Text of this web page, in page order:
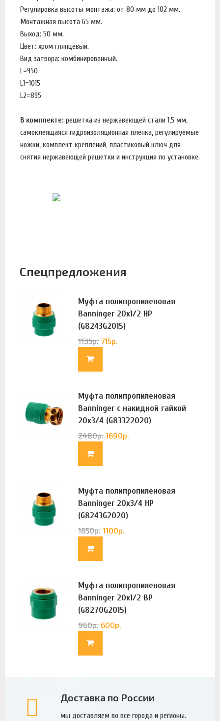
Регулировка высоты монтажа: от 80 мм до 102 мм.
Монтажная высота 65 мм.
Выход: 50 мм.
Цвет: хром глянцевый.
Вид затвора: комбинированный.
L=950
L1=1015
L2=895
В комплекте: решетка из нержавеющей стали 1,5 мм,
самоклеящаяся гидроизоляционная пленка, регулируемые
ножки, комплект креплений, пластиковый ключ для
снятия нержавеющей решетки и инструкция по установке.
Спецпредложения
Муфта полипропиленовая
Banninger 20х1/2 НР
(G8243G2015)
1135р. 715р.
Муфта полипропиленовая
Banninger с накидной гайкой
20х3/4 (G83322020)
2480р. 1690р.
Муфта полипропиленовая
Banninger 20х3/4 НР
(G8243G2020)
1650р. 1100р.
Муфта полипропиленовая
Banninger 20х1/2 ВР
(G8270G2015)
960р. 600р.
Доставка по России
мы доставляем во все города и регионы.